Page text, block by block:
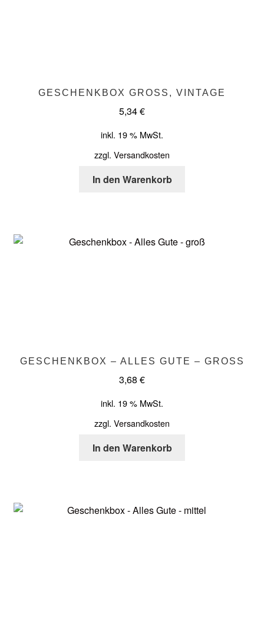
GESCHENKBOX GROSS, VINTAGE
5,34€
inkl. 19 % MwSt.
zzgl. Versandkosten
In den Warenkorb
GESCHENKBOX – ALLES GUTE – GROSS
3,68 €
inkl. 19 % MwSt.
zzgl. Versandkosten
In den Warenkorb